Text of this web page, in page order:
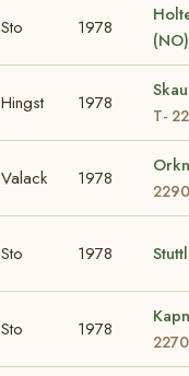
Sto 1978
(NO)
Hingst 1978
T-
Valack 1978
Sto 1978
Sto 1978